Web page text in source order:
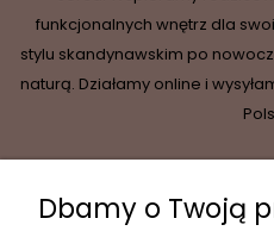
funkcjonalnych wnętrz dla
stylu skandynawskim po
naturą. Działamy online i
Dbamy o Twoją